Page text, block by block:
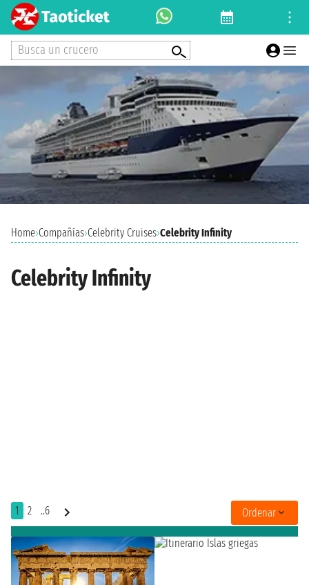
Busca un crucero
Home›Compañías›Celebrity Cruises›Celebrity Infinity
Celebrity Infinity
1 2 ..6 Ordenar